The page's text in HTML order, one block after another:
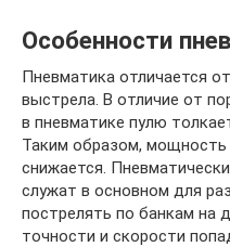
Особенности
Пневматика отличается
выстрела. В отличие от
в пневматике пулю
Таким образом,
снижается.
служат в основном для
пострелять по банкам на
точности и скорости